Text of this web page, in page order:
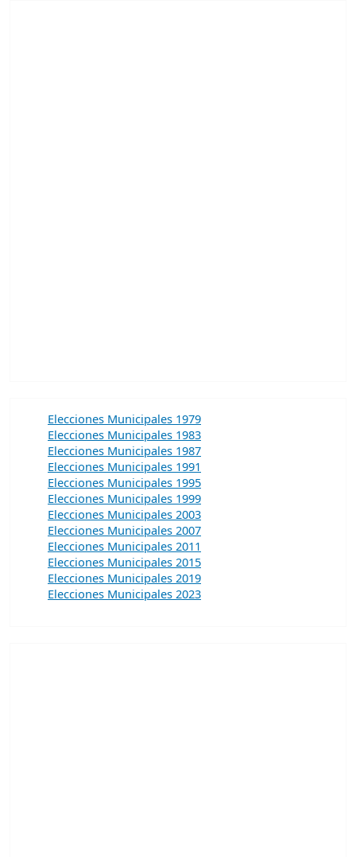
Elecciones Municipales 1979
Elecciones Municipales 1983
Elecciones Municipales 1987
Elecciones Municipales 1991
Elecciones Municipales 1995
Elecciones Municipales 1999
Elecciones Municipales 2003
Elecciones Municipales 2007
Elecciones Municipales 2011
Elecciones Municipales 2015
Elecciones Municipales 2019
Elecciones Municipales 2023